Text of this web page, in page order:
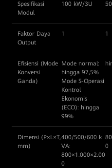
Spesifikasi
Modul
100 kW/3U
Faktor Daya
Output
1 1
Efisiensi (Mode
Konversi
Ganda)
Mode normal:
hingga 97,5%
Mode S-Operasi
Kontrol
Ekonomis
(ECO): hingga
99%
Dimensi (P×L×T,
mm)
400/500/600 k
VA:
800×1.000×2.00
0
0